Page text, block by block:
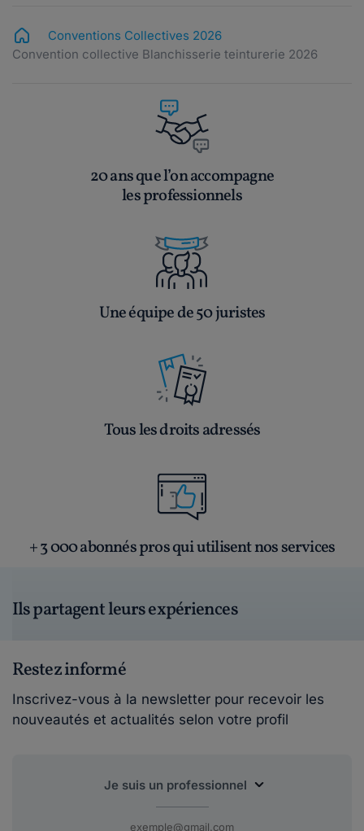
Conventions Collectives 2026
Convention collective Blanchisserie teinturerie 2026
20 ans que l’on accompagne
les professionnels
Une équipe de 50 juristes
Tous les droits adressés
+ 3 000 abonnés pros qui utilisent nos services
Ils partagent leurs expériences
Restez informé
Inscrivez-vous à la newsletter pour recevoir les
nouveautés et actualités selon votre profil